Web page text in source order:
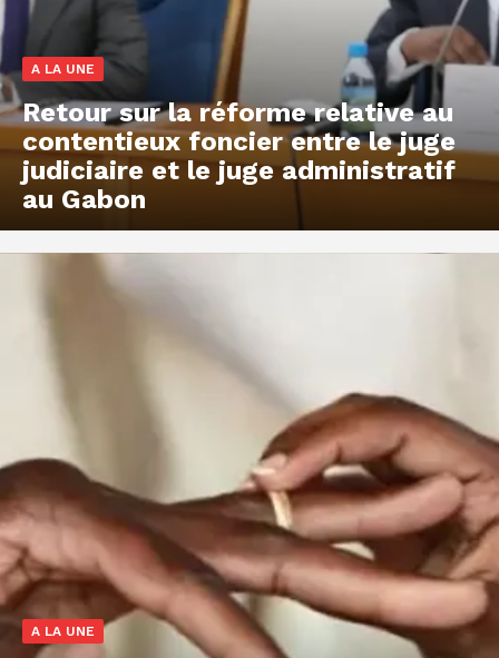
A LA UNE
Retour sur la réforme relative au
contentieux foncier entre le juge
judiciaire et le juge administratif
au Gabon
A LA UNE